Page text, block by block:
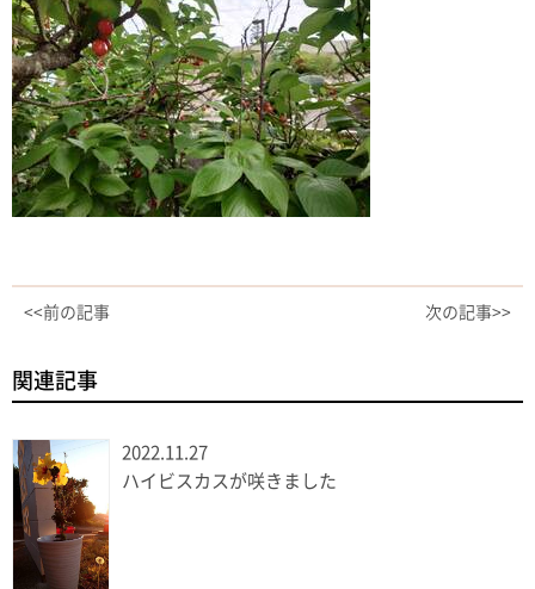
<<前の記事 次の記事>>
関連記事
2022.11.27
ハイビスカスが咲きました